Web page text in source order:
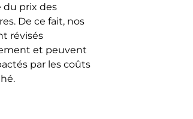
du prix des
De ce fait, nos
révisés
et peuvent
par les coûts